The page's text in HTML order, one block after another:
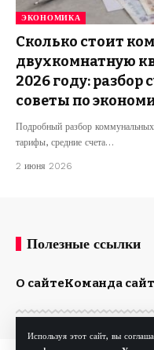
Используя этот сайт, вы
ЭКОНОМИКА
Сколько стоит
двухкомнатную
2026 году: разбор
советы по
Подробный разбор
тарифы, средние счета…
2 июня 2026
Полезные ссылки
О сайтеКоманда